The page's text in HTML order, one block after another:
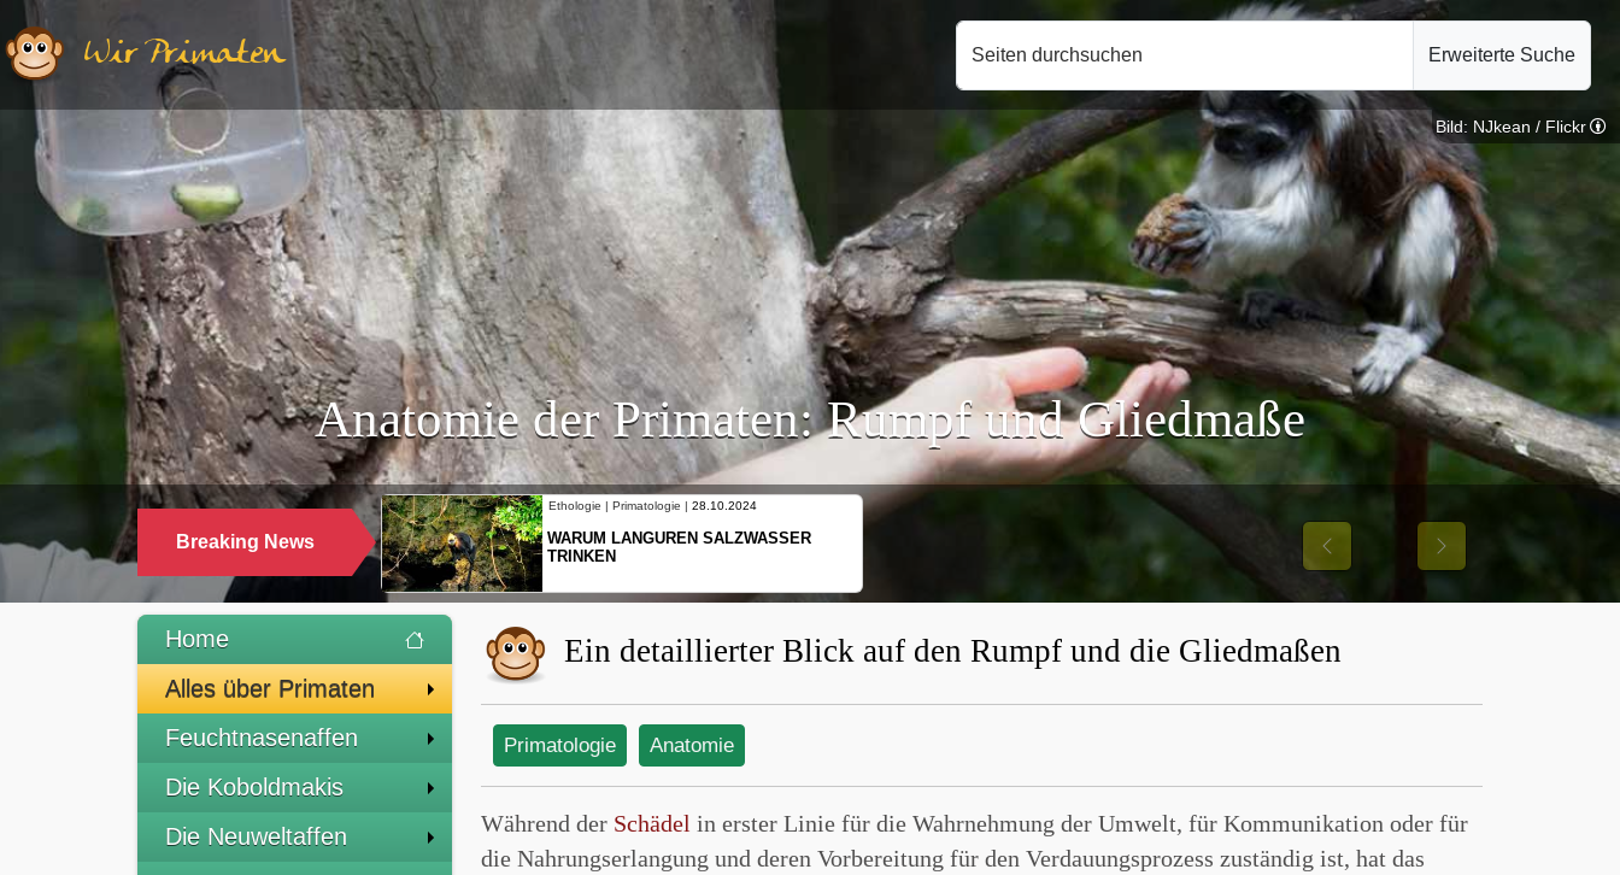
Wir Primaten Seiten durchsuchen Erweiterte Suche
Anatomie der Primaten: Rumpf und Gliedmaße
Breaking News
Ethologie | Primatologie | 10.10.2024
NEUES VON WEIBLICHEN
SCHOPFGIBBONS UND IHRER
Previous Next
Bild: NJkean / Flickr
Home
Alles über Primaten
Feuchtnasenaffen
Die Koboldmakis
Die Neuweltaffen
Ein detaillierter Blick auf den Rumpf und die Gliedmaßen
Primatologie Anatomie
Während der Schädel in erster Linie für die Wahrnehmung der Umwelt, für Kommunikation oder für
die Nahrungserlangung und deren Vorbereitung für den Verdauungsprozess zuständig ist, hat das